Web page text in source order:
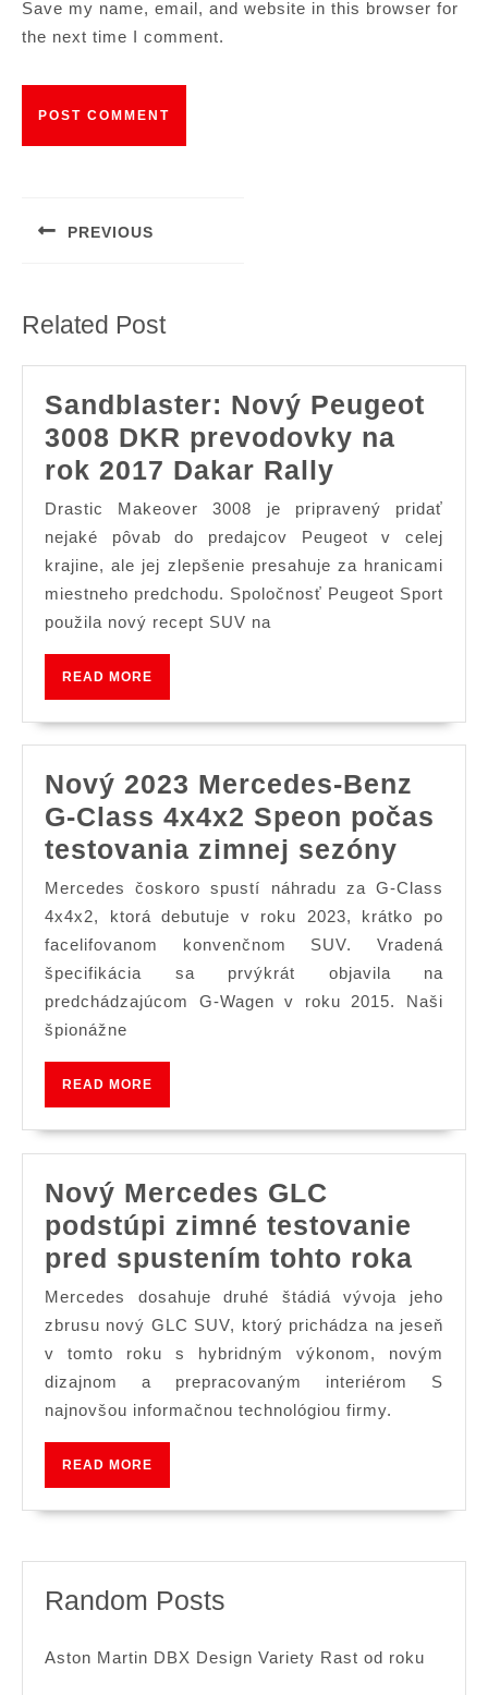
Save my name, email, and website in this browser for
the next time I comment.
PREVIOUS
Related Post
Sandblaster: Nový Peugeot
3008 DKR prevodovky na
rok 2017 Dakar Rally
Nový
Peugeot
3008
DKR
2017
Rally
Drastic Makeover 3008 je pripravený pridať
nejaké pôvab do predajcov Peugeot v celej
krajine, ale jej zlepšenie presahuje za hranicami
miestneho predchodu. Spoločnosť Peugeot Sport
použila nový recept SUV na
READ MORE
Nový 2023 Mercedes-Benz
G-Class 4x4x2 Speon počas
testovania zimnej sezóny
2023
Benz
G-
Class
Mercedes čoskoro spustí náhradu za G-Class
4x4x2, ktorá debutuje v roku 2023, krátko po
facelifovanom konvenčnom SUV. Vradená
špecifikácia sa prvýkrát objavila na
predchádzajúcom G-Wagen v roku 2015. Naši
špionážne
READ MORE
Nový Mercedes GLC
podstúpi zimné testovanie
pred spustením tohto roka
GLC
tohto
Mercedes dosahuje druhé štádiá vývoja jeho
zbrusu nový GLC SUV, ktorý prichádza na jeseň
v tomto roku s hybridným výkonom, novým
dizajnom a prepracovaným interiérom S
najnovšou informačnou technológiou firmy.
READ MORE
Random Posts
Aston Martin DBX Design Variety Rast od roku